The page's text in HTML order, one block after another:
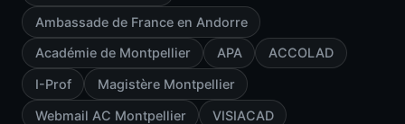
Ambassade de France en Andorre
Académie de Montpellier APA ACCOLAD
I-Prof Magistère Montpellier
Webmail AC Montpellier VISIACAD